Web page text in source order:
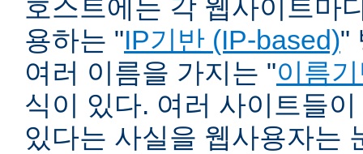
호스트에는 각 웹사이트마
용하는 "IP기반 (IP-based)"
여러 이름을 가지는 "이름
식이 있다. 여러 사이트들
있다는 사실을 웹사용자는